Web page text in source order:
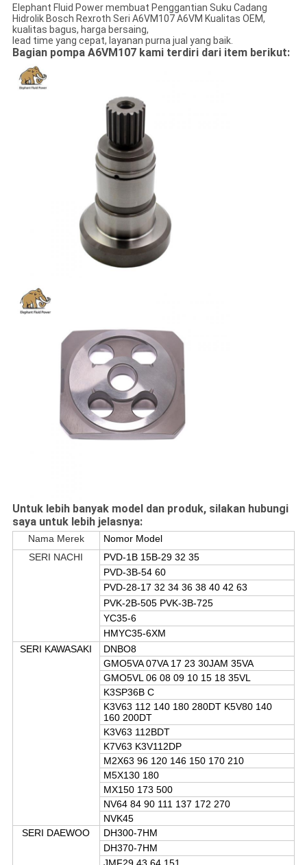
Elephant Fluid Power membuat Penggantian Suku Cadang
Hidrolik Bosch Rexroth Seri A6VM107 A6VM Kualitas OEM,
kualitas bagus, harga bersaing,
lead time yang cepat, layanan purna jual yang baik.
Bagian pompa A6VM107 kami terdiri dari item berikut:
Untuk lebih banyak model dan produk, silakan hubungi
saya untuk lebih jelasnya:
Nama Merek
Nomor Model
SERI NACHI
PVD-1B 15B-29 32 35
PVD-3B-54 60
PVD-28-17 32 34 36 38 40 42 63
PVK-2B-505 PVK-3B-725
YC35-6
HMYC35-6XM
SERI KAWASAKI
DNBO8
GMO5VA 07VA 17 23 30JAM 35VA
GMO5VL 06 08 09 10 15 18 35VL
K3SP36B C
K3V63 112 140 180 280DT K5V80 140
160 200DT
K3V63 112BDT
K7V63 K3V112DP
M2X63 96 120 146 150 170 210
M5X130 180
MX150 173 500
NV64 84 90 111 137 172 270
NVK45
SERI DAEWOO
DH300-7HM
DH370-7HM